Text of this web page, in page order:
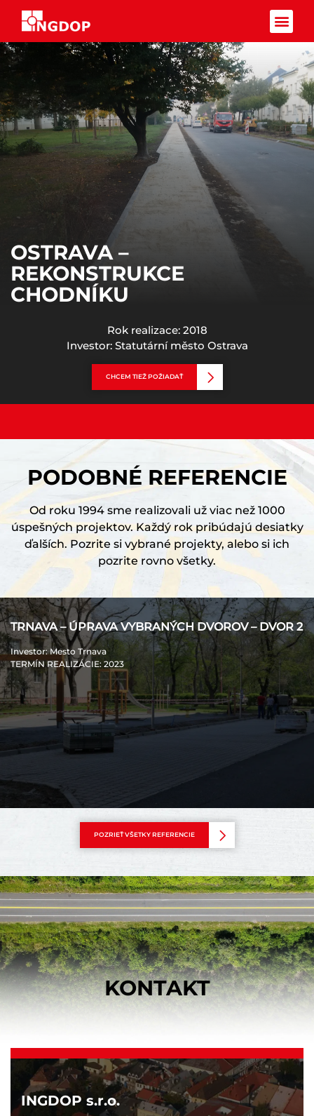
Rok realizace: 2018
Investor: Statutární město Ostrava
OSTRAVA –
REKONSTRUKCE
CHODNÍKU
CHCEM TIEŽ POŽIADAŤ
PODOBNÉ REFERENCIE
Od roku 1994 sme realizovali už viac než 1000
úspešných projektov. Každý rok pribúdajú desiatky
ďalších. Pozrite si vybrané projekty, alebo si ich
pozrite rovno všetky.
TRNAVA – ÚPRAVA VYBRANÝCH DVOROV – DVOR 2
Investor: Mesto Trnava
TERMÍN REALIZÁCIE: 2023
POZRIEŤ VŠETKY REFERENCIE
KONTAKT
INGDOP s.r.o.